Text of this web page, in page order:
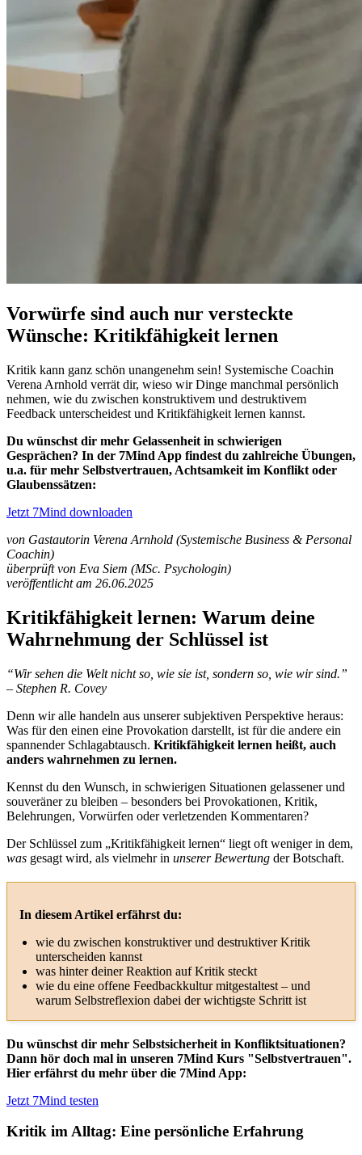
Vorwürfe sind auch nur versteckte
Wünsche: Kritikfähigkeit lernen
Kritik kann ganz schön unangenehm sein! Systemische Coachin
Verena Arnhold verrät dir, wieso wir Dinge manchmal persönlich
nehmen, wie du zwischen konstruktivem und destruktivem
Feedback unterscheidest und Kritikfähigkeit lernen kannst.
Du wünschst dir mehr Gelassenheit in schwierigen
Gesprächen? In der 7Mind App findest du zahlreiche Übungen,
u.a. für mehr Selbstvertrauen, Achtsamkeit im Konflikt oder
Glaubenssätzen:
Jetzt 7Mind downloaden
von Gastautorin Verena Arnhold (Systemische Business & Personal
Coachin)
überprüft von Eva Siem (MSc. Psychologin)
veröffentlicht am 26.06.2025
Kritikfähigkeit lernen: Warum deine
Wahrnehmung der Schlüssel ist
“Wir sehen die Welt nicht so, wie sie ist, sondern so, wie wir sind.”
– Stephen R. Covey
Denn wir alle handeln aus unserer subjektiven Perspektive heraus:
Was für den einen eine Provokation darstellt, ist für die andere ein
spannender Schlagabtausch. Kritikfähigkeit lernen heißt, auch
anders wahrnehmen zu lernen.
Kennst du den Wunsch, in schwierigen Situationen gelassener und
souveräner zu bleiben – besonders bei Provokationen, Kritik,
Belehrungen, Vorwürfen oder verletzenden Kommentaren?
Der Schlüssel zum „Kritikfähigkeit lernen“ liegt oft weniger in dem,
was gesagt wird, als vielmehr in unserer Bewertung der Botschaft.
In diesem Artikel erfährst du:
wie du zwischen konstruktiver und destruktiver Kritik
unterscheiden kannst
was hinter deiner Reaktion auf Kritik steckt
wie du eine offene Feedbackkultur mitgestaltest – und
warum Selbstreflexion dabei der wichtigste Schritt ist
Du wünschst dir mehr Selbstsicherheit in Konfliktsituationen?
Dann hör doch mal in unseren 7Mind Kurs "Selbstvertrauen".
Hier erfährst du mehr über die 7Mind App:
Jetzt 7Mind testen
Kritik im Alltag: Eine persönliche Erfahrung